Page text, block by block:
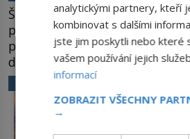
Šumí ve větru na březích
ptáky a mnozí kolem něj
povšimnutí. Přesto právě rákos
domy, vyrábět lodě, zapisovat
inspiroval řadu pověstí. Tato
užitečná rostlina provází
Většina lidí vnímá rákos jen
letního koupání. Stačí se však
VĚDA A TECHNIKA
analytickými partnery, kteří
kombinovat s dalšími
jste jim poskytli nebo které
vašem používání jejich
informací
ZOBRAZIT VŠECHNY
→